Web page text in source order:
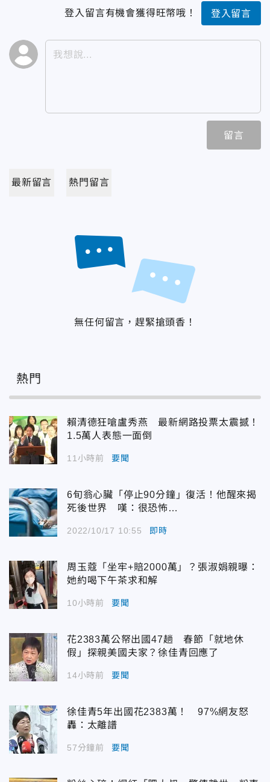
登入留言有機會獲得旺幣哦！ 登入留言
留言
最新留言 熱門留言
無任何留言，趕緊搶頭香！
熱門
賴清德狂嗆盧秀燕 最新網路投票太震撼！
1.5萬人表態一面倒
11小時前 要聞
6旬翁心臟「停止90分鐘」復活！他醒來揭
死後世界 嘆：很恐怖…
2022/10/17 10:55 即時
周玉蔻「坐牢+賠2000萬」？張淑娟親曝：
她約喝下午茶求和解
10小時前 要聞
花2383萬公帑出國47趟 春節「就地休
假」探親美國夫家？徐佳青回應了
14小時前 要聞
徐佳青5年出國花2383萬！ 97%網友怒
轟：太離譜
57分鐘前 要聞